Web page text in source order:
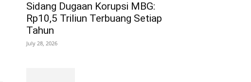
Sidang Dugaan Korupsi MBG:
Rp10,5 Triliun Terbuang Setiap
Tahun
July 28, 2026